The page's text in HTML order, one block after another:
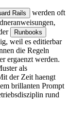
ard Rai s werden oft
dneranweisungen,
er Runbooks
ig, weil es editierbar
nen die Regeln
er ergaenzt werden.
uster als
it der Zeit haengt
em brillanten Prompt
triebsdisziplin rund